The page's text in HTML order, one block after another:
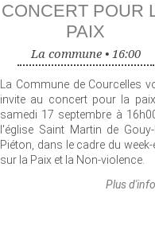
CONCERT POUR
PAIX
La commune • 16:00
La Commune de Courcelles
invite au concert pour la
samedi 17 septembre à
l'église Saint Martin de Gouy-
Piéton, dans le cadre du week-
sur la Paix et la Non-violence.
Plus